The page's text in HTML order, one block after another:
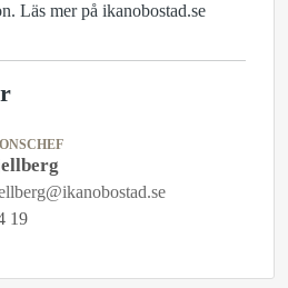
Läs mer på ikanobostad.se
19